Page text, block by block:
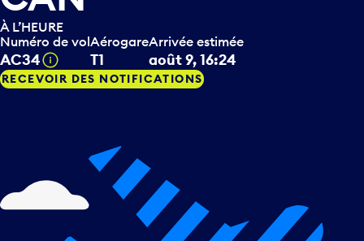
À L’HEURE
Numéro de vol
AC34 Infobulle
T1 août 9, 16:24
RECEVOIR DES NOTIFICATIONS